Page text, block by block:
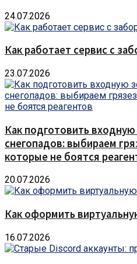
24.07.2026
Как работает сервис с
23.07.2026
Как подготовить
снегопадов: выбираем
которые не боятся
20.07.2026
Как оформить
16.07.2026